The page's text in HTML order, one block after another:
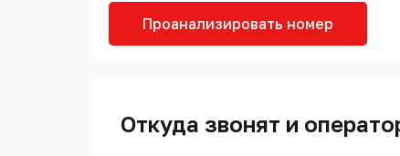
Проанализировать номер
Откуда звонят и